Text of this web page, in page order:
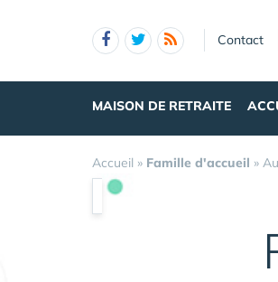
Contact
MAISON DE RETRAITE
Accueil » Famille d'accueil »